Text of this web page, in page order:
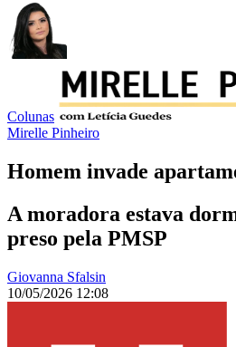
Colunas
Mirelle Pinheiro
Homem invade
A moradora estava
preso pela PMSP
Giovanna Sfalsin
10/05/2026 12:08